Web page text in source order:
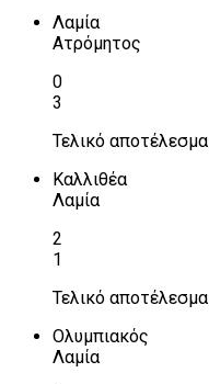
Λαμία
Ατρόμητος
0
3
Τελικό αποτέλεσμα
Καλλιθέα
Λαμία
2
1
Τελικό αποτέλεσμα
Ολυμπιακός
Λαμία